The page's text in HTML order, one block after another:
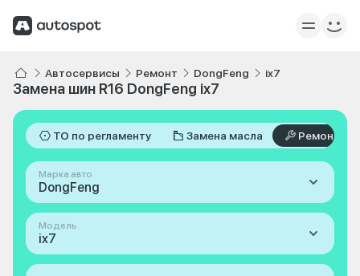
Автосервисы Ремонт DongFeng ix7
Замена шин R16 DongFeng ix7
ТО по регламенту Замена масла Ремонт
Марка авто
DongFeng
Модель
ix7